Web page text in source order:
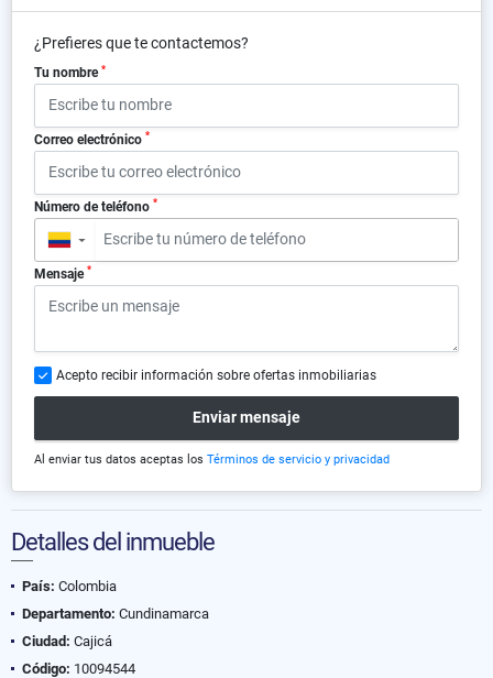
¿Prefieres que te contactemos?
Tu nombre *
Correo electrónico *
Número de teléfono *
▼
Mensaje *
Acepto recibir información sobre ofertas inmobiliarias
Enviar mensaje
Al enviar tus datos aceptas los Términos de servicio y privacidad
Detalles del inmueble
País: Colombia
Departamento: Cundinamarca
Ciudad: Cajicá
Código: 10094544